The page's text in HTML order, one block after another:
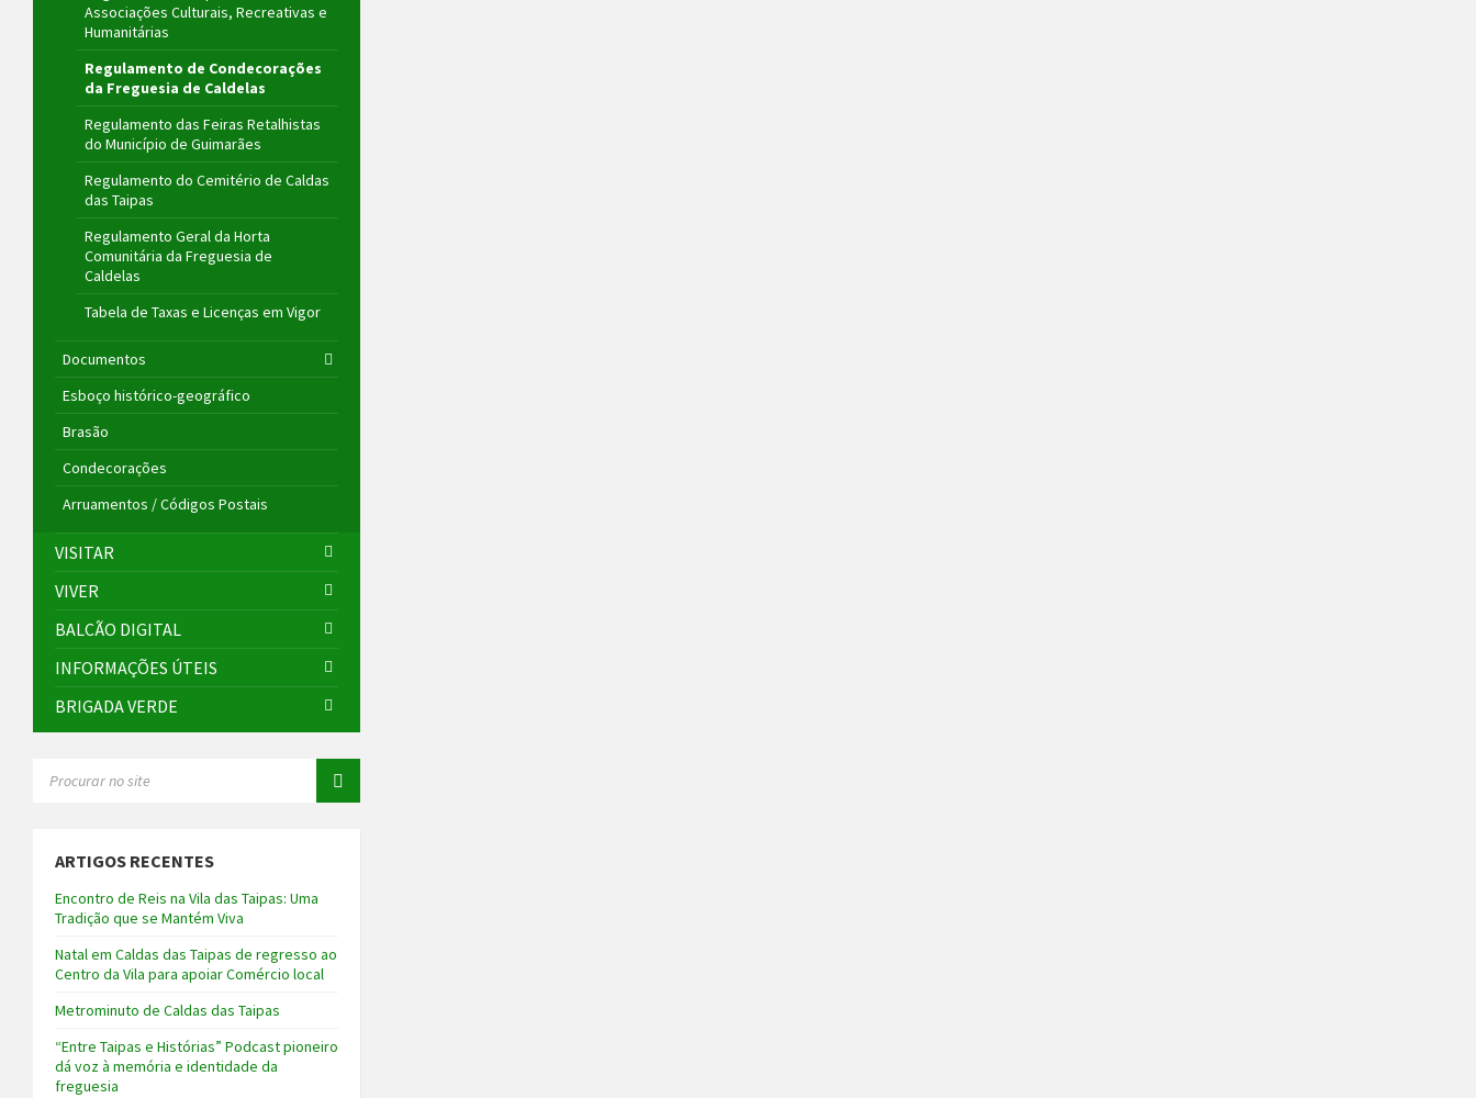
Associações Culturais, Recreativas e
Humanitárias
Regulamento de Condecorações
da Freguesia de Caldelas
Regulamento das Feiras Retalhistas
do Município de Guimarães
Regulamento do Cemitério de Caldas
das Taipas
Regulamento Geral da Horta
Comunitária da Freguesia de
Caldelas
Tabela de Taxas e Licenças em Vigor
Documentos
Esboço histórico-geográfico
Brasão
Condecorações
Arruamentos / Códigos Postais
VISITAR
VIVER
BALCÃO DIGITAL
INFORMAÇÕES ÚTEIS
BRIGADA VERDE
ARTIGOS RECENTES
Encontro de Reis na Vila das Taipas: Uma
Tradição que se Mantém Viva
Natal em Caldas das Taipas de regresso ao
Centro da Vila para apoiar Comércio local
Metrominuto de Caldas das Taipas
“Entre Taipas e Histórias” Podcast pioneiro
dá voz à memória e identidade da
freguesia